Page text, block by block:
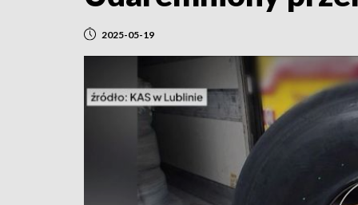
2025-05-19